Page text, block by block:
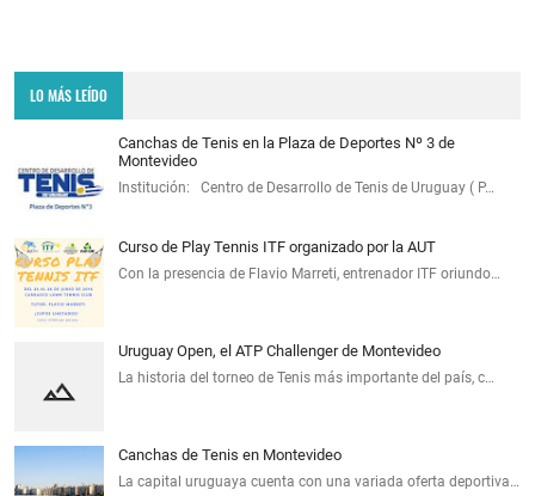
LO MÁS LEÍDO
Canchas de Tenis en la Plaza de Deportes Nº 3 de
Montevideo
Institución: Centro de Desarrollo de Tenis de Uruguay ( P…
Curso de Play Tennis ITF organizado por la AUT
Con la presencia de Flavio Marreti, entrenador ITF oriundo…
Uruguay Open, el ATP Challenger de Montevideo
La historia del torneo de Tenis más importante del país, c…
Canchas de Tenis en Montevideo
La capital uruguaya cuenta con una variada oferta deportiva…